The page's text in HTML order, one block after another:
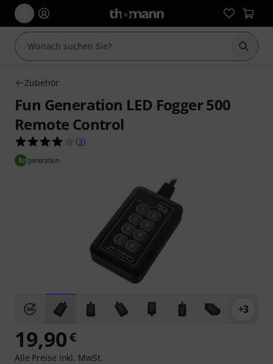
Suche
Zubehör
Fun Generation LED Fogger 500
Remote Control
4.0 von 5 Sternen aus 3 Kundenbewertungen
(3)
+3
19,90€
Alle Preise inkl. MwSt.